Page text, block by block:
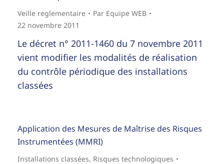
Veille reglementaire Par Equipe WEB
22 novembre 2011
Le décret n° 2011-1460 du 7 novembre 2011
vient modifier les modalités de réalisation
du contrôle périodique des installations
classées
Application des Mesures de Maîtrise des Risques
Instrumentées (MMRI)
Installations classées, Risques technologiques